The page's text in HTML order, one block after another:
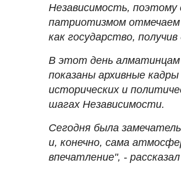
Независимость,
патриотизмом
как государство,
В этот день алматинцам
показаны архивные
исторических и
шагах Независимости.
Сегодня была
и, конечно, сама
впечатление", -